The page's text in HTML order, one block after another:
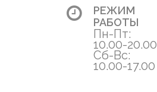
РЕЖИМ
РАБОТЫ
Пн-Пт:
10.00-20.00
Сб-Вс:
10.00-17.00